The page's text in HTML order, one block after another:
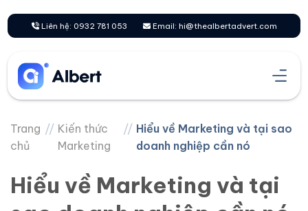
nội
dung
Liên hệ: 0932 781 053 Email: hi@thealbertadvert.com
Trang
chủ
// Kiến thức
Marketing
// Hiểu về Marketing và tại sao
doanh nghiệp cần nó
Hiểu về Marketing và tại